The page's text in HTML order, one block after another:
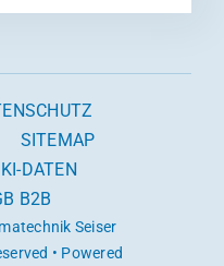
SITEMAP
DATEN
B2B
Seiser
• Powered